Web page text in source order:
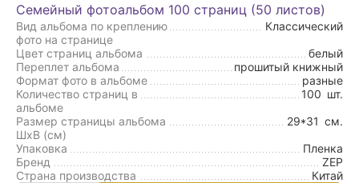
Семейный фотоальбом 100 страниц (50 листов)
Вид альбома по креплению
фото на странице
Классический
Цвет страниц альбома
белый
Переплет альбома
прошитый книжный
Формат фото в альбоме
разные
Количество страниц в
альбоме
100 шт.
Размер страницы альбома
ШxВ (см)
29*31 см.
Упаковка
Пленка
Бренд
ZEP
Страна производства
Китай